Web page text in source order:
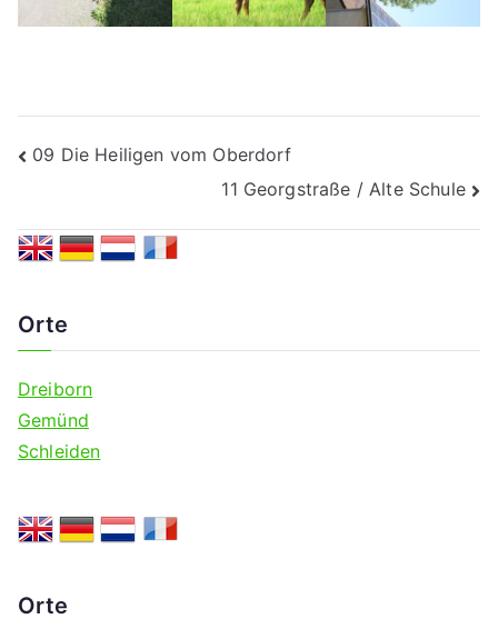
Beitragsnavigation
09 Die Heiligen vom Oberdorf
11 Georgstraße / Alte Schule
Orte
Dreiborn
Gemünd
Schleiden
Orte